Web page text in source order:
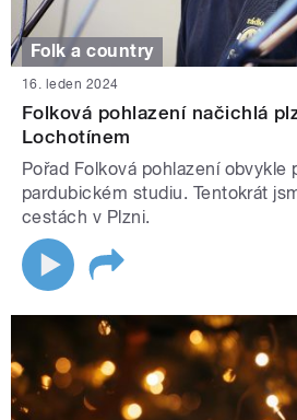
Folk a country
16. leden 2024
Folková pohlazení načichlá
Lochotínem
Pořad Folková pohlazení obvykle
pardubickém studiu. Tentokrát
cestách v Plzni.